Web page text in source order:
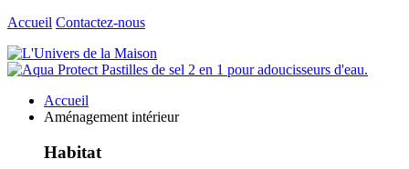
Accueil Contactez-nous
Accueil
Aménagement intérieur
Habitat